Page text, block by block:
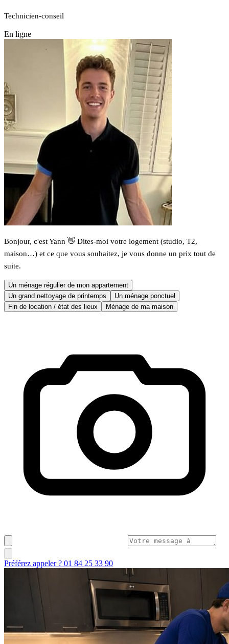
Technicien-conseil
En ligne
Bonjour, c'est Yann 👋 Dites-moi votre logement (studio, T2,
maison…) et ce que vous souhaitez, je vous donne un prix tout de
suite.
Un ménage régulier de mon appartement
Un grand nettoyage de printemps
Un ménage ponctuel
Fin de location / état des lieux
Ménage de ma maison
Préférez appeler ? 01 84 25 33 90